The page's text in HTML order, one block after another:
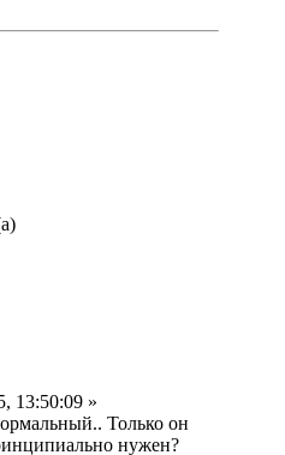
13:50:09 »
Только он
нужен?